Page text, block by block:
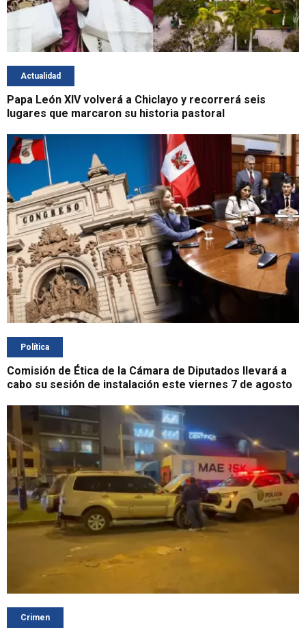
Actualidad
Papa León XIV volverá a Chiclayo y recorrerá seis
lugares que marcaron su historia pastoral
Política
Comisión de Ética de la Cámara de Diputados llevará a
cabo su sesión de instalación este viernes 7 de agosto
Crimen